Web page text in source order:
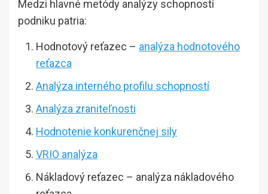
Medzi hlavné metódy analýzy schopností
podniku patria:
Hodnotový reťazec – analýza hodnotového
reťazca
Analýza interného profilu schopností
Analýza zraniteľnosti
Hodnotenie konkurenčnej sily
VRIO analýza
Nákladový reťazec – analýza nákladového